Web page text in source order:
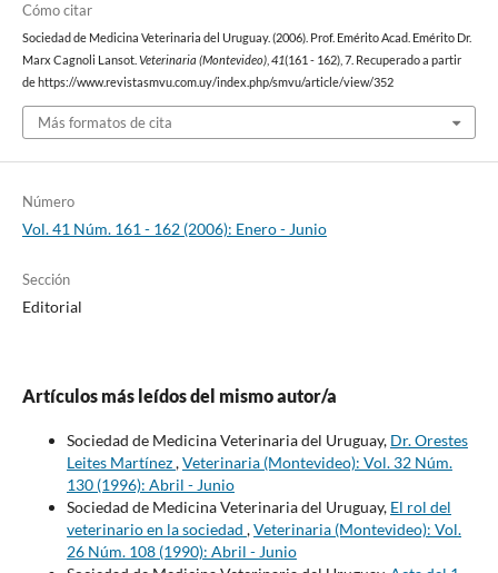
Cómo citar
Sociedad de Medicina Veterinaria del Uruguay. (2006). Prof. Emérito Acad. Emérito Dr.
Marx Cagnoli Lansot. Veterinaria (Montevideo), 41(161 - 162), 7. Recuperado a partir
de https://www.revistasmvu.com.uy/index.php/smvu/article/view/352
Más formatos de cita
Número
Vol. 41 Núm. 161 - 162 (2006): Enero - Junio
Sección
Editorial
Artículos más leídos del mismo autor/a
Sociedad de Medicina Veterinaria del Uruguay, Dr. Orestes
Leites Martínez,Veterinaria (Montevideo): Vol. 32 Núm.
130 (1996): Abril - Junio
Sociedad de Medicina Veterinaria del Uruguay, El rol del
veterinario en la sociedad ,Veterinaria (Montevideo): Vol.
26 Núm. 108 (1990): Abril - Junio